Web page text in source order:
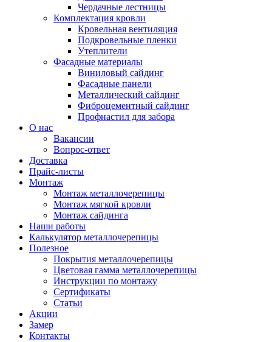
Чердачные лестницы
Комплектация кровли
Кровельная вентиляция
Подкровельные пленки
Утеплители
Фасадные материалы
Виниловый сайдинг
Фасадные панели
Металлический сайдинг
Фиброцементный сайдинг
Профнастил для забора
О нас
Вакансии
Вопрос-ответ
Доставка
Прайс-листы
Монтаж
Монтаж металлочерепицы
Монтаж мягкой кровли
Монтаж сайдинга
Наши работы
Калькулятор металлочерепицы
Полезное
Покрытия металлочерепицы
Цветовая гамма металлочерепицы
Инструкции по монтажу
Сертификаты
Статьи
Акции
Замер
Контакты